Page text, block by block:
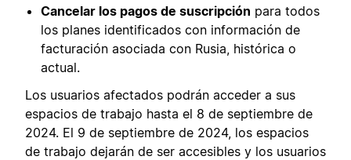
Cancelar los pagos de suscripción para todos
los planes identificados con información de
facturación asociada con Rusia, histórica o
actual.
Los usuarios afectados podrán acceder a sus
espacios de trabajo hasta el 8 de septiembre de
2024. El 9 de septiembre de 2024, los espacios
de trabajo dejarán de ser accesibles y los usuarios